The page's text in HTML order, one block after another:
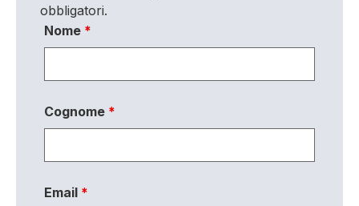
obbligatori.
Nome *
Cognome *
Email *